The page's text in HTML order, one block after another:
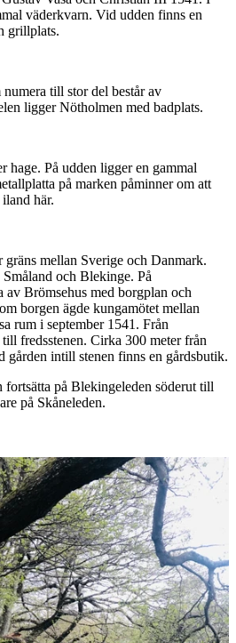
väderkvarn. Vid udden finns en
grillplats.
till stor del består av
ligger Nötholmen med badplats.
hage. På udden ligger en gammal
på marken påminner om att
här.
mellan Sverige och Danmark.
och Blekinge. På
av Brömsehus med borgplan och
borgen ägde kungamötet mellan
rum i september 1541. Från
fredsstenen. Cirka 300 meter från
gården intill stenen finns en gårdsbutik.
på Blekingeleden söderut till
på Skåneleden.